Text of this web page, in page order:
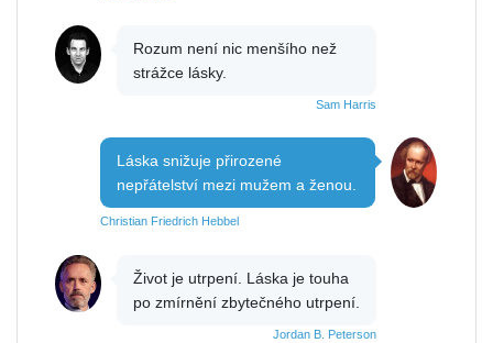
Rozum není nic menšího než
strážce lásky.
Sam Harris
Láska snižuje přirozené
nepřátelství mezi mužem a ženou.
Christian Friedrich Hebbel
Život je utrpení. Láska je touha
po zmírnění zbytečného utrpení.
Jordan B. Peterson